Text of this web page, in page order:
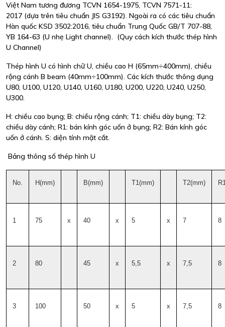
Việt Nam tương đương TCVN 1654-1975, TCVN 7571-11:
2017 (dựa trên tiêu chuẩn JIS G3192). Ngoài ra có các tiêu chuẩn
Hàn quốc KSD 3502:2016, tiêu chuẩn Trung Quốc GB/T 707-88,
YB 164-63 (U nhẹ Light channel). (Quy cách kích thước thép hình
U Channel)
Thép hình U có hình chữ U, chiều cao H (65mm÷400mm), chiều
rộng cánh B beam (40mm÷100mm). Các kích thước thông dụng
U80, U100, U120, U140, U160, U180, U200, U220, U240, U250,
U300.
H: chiều cao bụng; B: chiều rộng cánh; T1: chiều dày bụng; T2:
chiều dày cánh; R1: bán kính góc uốn ở bụng; R2: Bán kính góc
uốn ở cánh. S: diện tính mặt cắt.
Bảng thông số thép hình U
No. H(mm) B(mm) T1(mm) T2(mm)
1 75 x 40 x 5 x 7 8
2 80 45 x 5,5 x 7,5 8
3 100 50 x 5 x 7,5 8